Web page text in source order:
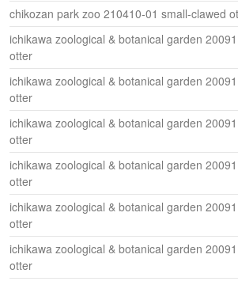
chikozan park zoo 210410-01 small-clawed
ichikawa zoological & botanical garden
otter
ichikawa zoological & botanical garden
otter
ichikawa zoological & botanical garden
otter
ichikawa zoological & botanical garden
otter
ichikawa zoological & botanical garden
otter
ichikawa zoological & botanical garden
otter